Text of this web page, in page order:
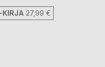
KIRJA 27,99 €